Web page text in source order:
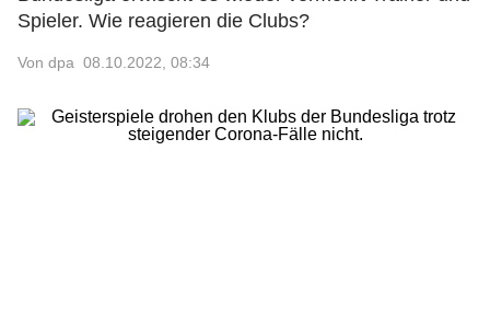
Spieler. Wie reagieren die Clubs?
Von dpa 08.10.2022, 08:34